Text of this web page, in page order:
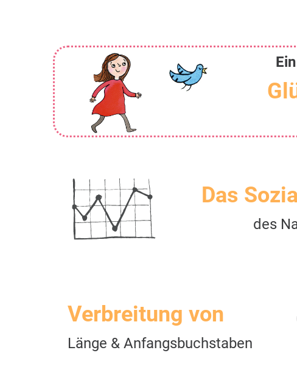
Das
des
Verbreitung von
Länge & Anfangsbuchstaben